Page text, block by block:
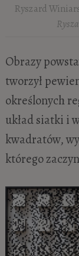
Ryszard
Obrazy
tworzył
określonych
układ siatki i
kwadratów,
którego